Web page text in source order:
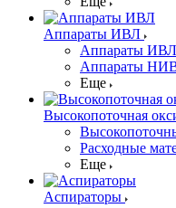
Аппараты ИВЛ
Аппараты ИВЛ
Аппараты
Еще
Высокопоточная
Расходные
Еще
Аспираторы